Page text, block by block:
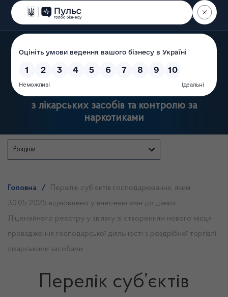
Пошук
Державна служба України
з лікарських засобів та контролю за
наркотиками
Розділи
Головна /
Перелік суб’єктів господарювання, яким
30.05.2025 відмовлено у внесенні змін до даних
Ліцензійного реєстру у зв’язку зі створенням нового місця
провадження господарської діяльності з роздрібної торгівлі
лікарськими засобами
Перелік суб’єктів